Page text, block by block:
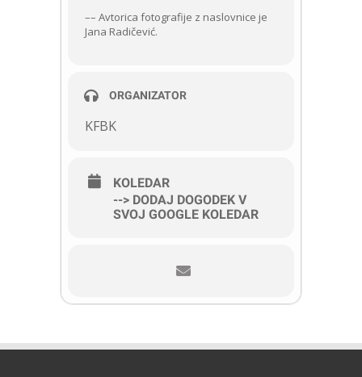
–– Avtorica fotografije z naslovnice je
Jana Radičević.
ORGANIZATOR
KFBK
KOLEDAR
--> DODAJ DOGODEK V
SVOJ GOOGLE KOLEDAR